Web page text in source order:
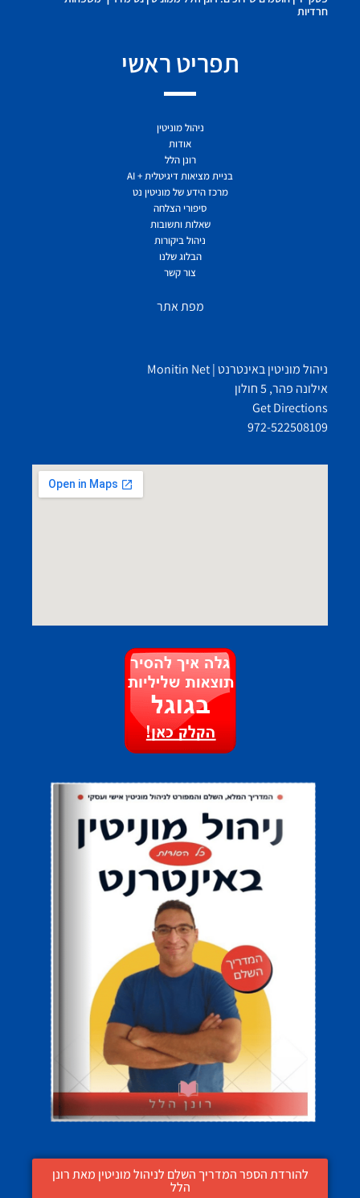
חרדיות
תפריט ראשי
ניהול מוניטין
אודות
רונן הלל
בניית מציאות דיגיטלית + AI
מרכז הידע של מוניטין נט
סיפורי הצלחה
שאלות ותשובות
ניהול ביקורות
הבלוג שלנו
צור קשר
מפת אתר
ניהול מוניטין באינטרנט | Monitin Net
אילונה פהר, 5 חולון
Get Directions
972-522508109
להורדת הספר המדריך השלם לניהול מוניטין מאת רונן
הלל